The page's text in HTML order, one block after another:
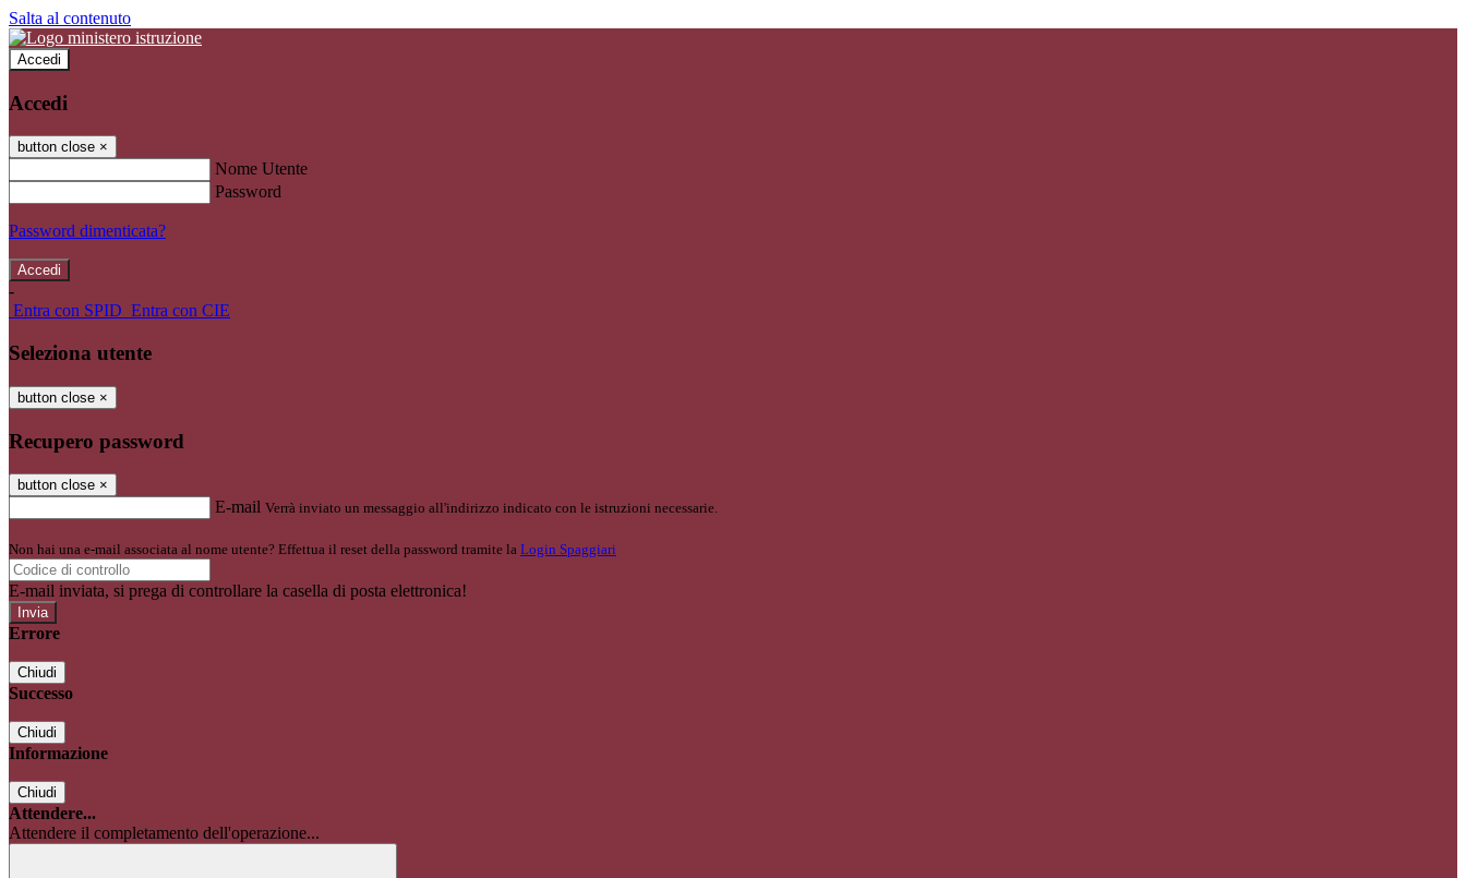
Salta al contenuto
Accedi
Accedi
button close ×
Nome Utente
Password
Password dimenticata?
-
Entra con SPID Entra con CIE
Seleziona utente
button close ×
Recupero password
button close ×
E-mail Verrà inviato un messaggio all'indirizzo indicato con le istruzioni necessarie.
Non hai una e-mail associata al nome utente? Effettua il reset della password tramite la Login Spaggiari
E-mail inviata, si prega di controllare la casella di posta elettronica!
Errore
Chiudi
Successo
Chiudi
Informazione
Chiudi
Attendere...
Attendere il completamento dell'operazione...